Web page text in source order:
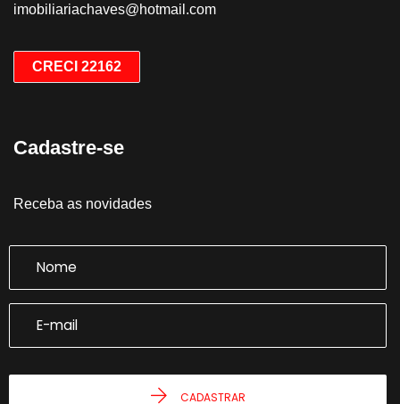
imobiliariachaves@hotmail.com
CRECI 22162
Cadastre-se
Receba as novidades
CADASTRAR